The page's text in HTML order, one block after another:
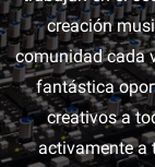
creación
comunidad cada
fantástica
creativos a
activamente a